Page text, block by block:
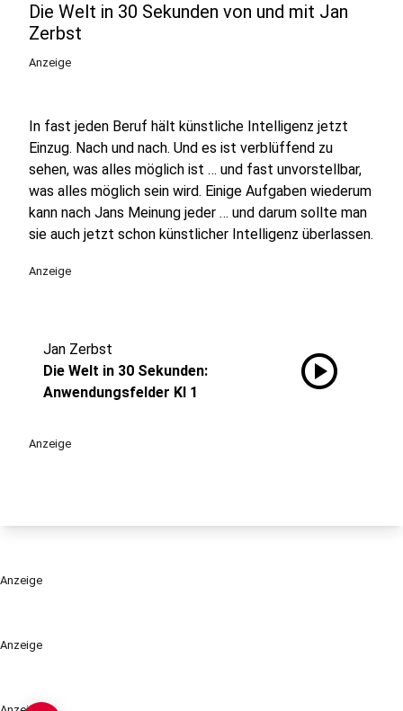
Anzeige
Die Welt in 30 Sekunden von und mit Jan
Zerbst
Anzeige
In fast jeden Beruf hält künstliche Intelligenz jetzt
Einzug. Nach und nach. Und es ist verblüffend zu
sehen, was alles möglich ist … und fast unvorstellbar,
was alles möglich sein wird. Einige Aufgaben wiederum
kann nach Jans Meinung jeder … und darum sollte man
sie auch jetzt schon künstlicher Intelligenz überlassen.
Anzeige
Jan Zerbst
Die Welt in 30 Sekunden:
Anwendungsfelder KI 1
play_circle
Anzeige
Anzeige